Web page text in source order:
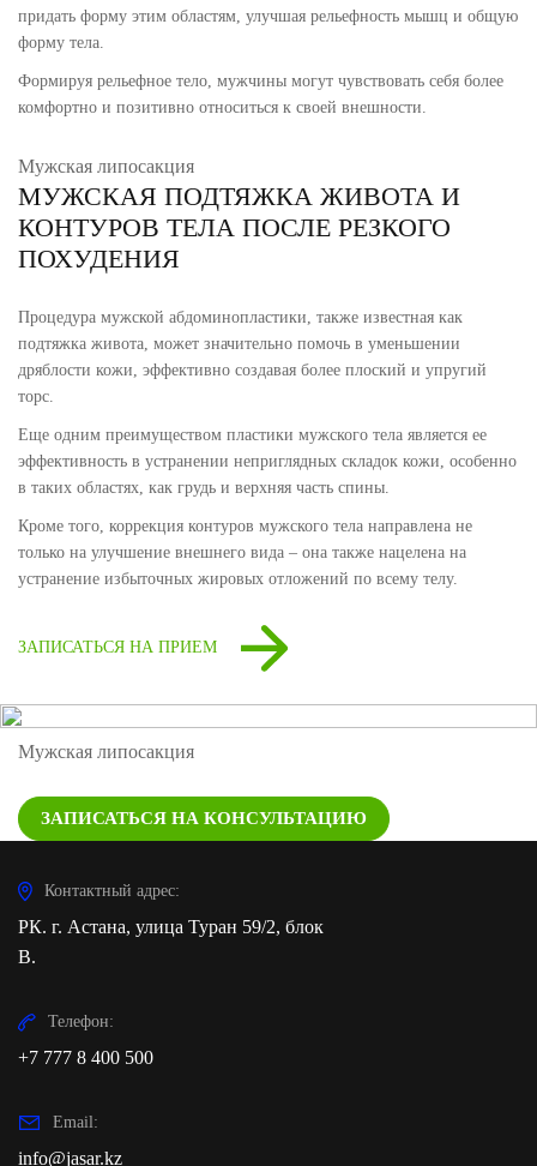
придать форму этим областям, улучшая рельефность мышц и общую
форму тела.
Формируя рельефное тело, мужчины могут чувствовать себя более
комфортно и позитивно относиться к своей внешности.
Мужская липосакция
МУЖСКАЯ ПОДТЯЖКА ЖИВОТА И
КОНТУРОВ ТЕЛА ПОСЛЕ РЕЗКОГО
ПОХУДЕНИЯ
Процедура мужской абдоминопластики, также известная как
подтяжка живота, может значительно помочь в уменьшении
дряблости кожи, эффективно создавая более плоский и упругий
торс.
Еще одним преимуществом пластики мужского тела является ее
эффективность в устранении неприглядных складок кожи, особенно
в таких областях, как грудь и верхняя часть спины.
Кроме того, коррекция контуров мужского тела направлена не
только на улучшение внешнего вида – она также нацелена на
устранение избыточных жировых отложений по всему телу.
ЗАПИСАТЬСЯ НА ПРИЕМ
Мужская липосакция
ЗАПИСАТЬСЯ НА КОНСУЛЬТАЦИЮ
Контактный адрес:
РК. г. Астана, улица Туран 59/2, блок
В.
Телефон:
+7 777 8 400 500
Email:
info@jasar.kz